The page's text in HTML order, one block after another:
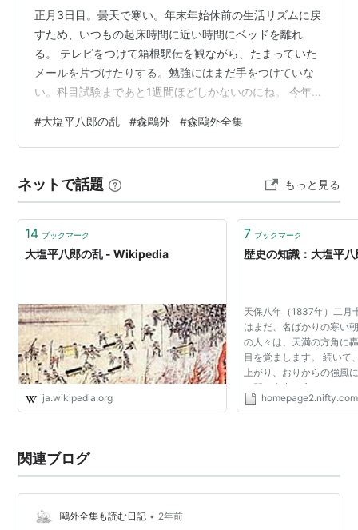
正月3日目。曇天で寒い。年末年始休前の生活リズムに戻
すため、いつもの起床時間に近い時間にベッドを離れ
る。 テレビをつけて箱根駅伝を観ながら、たまっていた
メールを片づけたりする。勉強にはまだ手をつけていな
い。科目試験まであと1週間ほどしかないのにね。 今年
路復路の総合優勝。横綱相撲といっていいだろう。 連
覇、お目出度うございます。 この10年間、何度か2位以
は相応しくないか）はしていない。負けたら次で取り返
す、ということをやり遂げてきた。そのしたたかさがこ
の大学チームの強さを作っている要素のひ…
#大塩平八郎の乱 #森鷗外 #森鷗外全集
ネットで話題 もっと見る
14 ブックマーク
大塩平八郎の乱 - Wikipedia
ja.wikipedia.org
7 ブックマーク
歴史の知識：大塩平
天保八年（1837年）二月
はまだ、名ばかりの寒い
の人々は、天満の方角に
目を覚まします。 続いて
上がり、おりからの強風
く間に市中に広がりまし
与力・大塩平八郎が自宅
homepage2.nifty.com
関連ブログ
鷗外全集も読む日記 • 2年前